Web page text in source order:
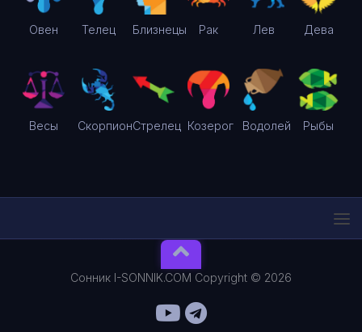
Овен Телец Близнецы Рак Лев Дева
Весы СкорпионСтрелец Козерог Водолей Рыбы
Сонник I-SONNIK.COM Copyright © 2026